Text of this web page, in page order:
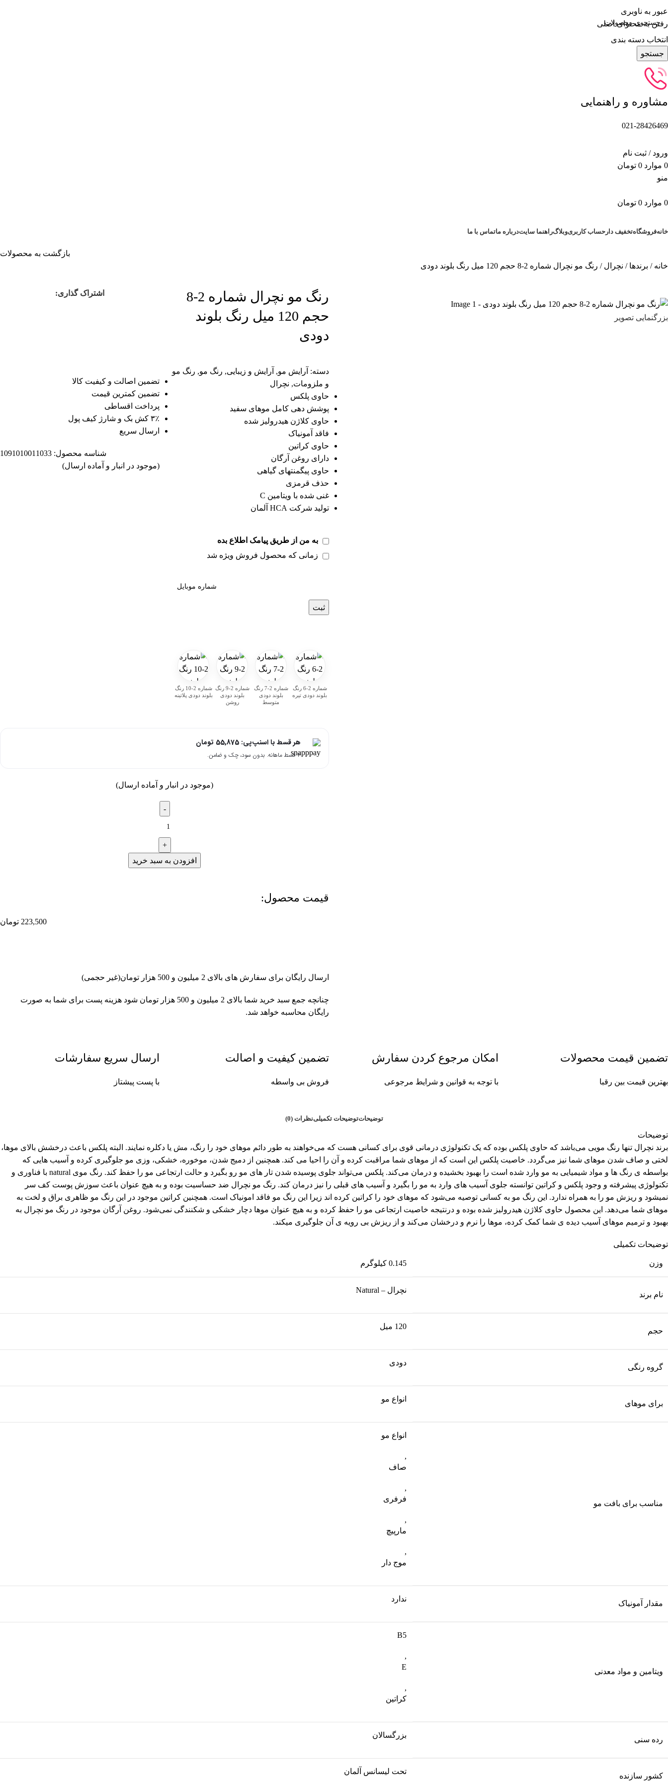
عبور به ناوبری
رفتن به محتوای اصلی
انتخاب دسته بندی
جستجو
مشاوره و راهنمایی
021-28426469
ورود / ثبت نام
0 موارد 0 تومان
منو
0 موارد 0 تومان
خانهفروشگاهتخفیف دار حساب کاربریوبلاگراهنما سایتدرباره ماتماس با ما
خانه برندها نچرال رنگ مو نچرال شماره 2-8 حجم 120 میل رنگ بلوند دودی
بازگشت به محصولات
بزرگنمایی تصویر
رنگ مو نچرال شماره 2-8
حجم 120 میل رنگ بلوند
دودی
اشتراک گذاری:
دسته: آرایش مو, آرایش و زیبایی, رنگ مو, رنگ مو
و ملزومات, نچرال
حاوی پلکس
پوشش دهی کامل موهای سفید
حاوی کلاژن هیدرولیز شده
فاقد آمونیاک
حاوی کراتین
دارای روغن آرگان
حاوی پیگمنتهای گیاهی
حذف قرمزی
غنی شده با ویتامین C
تولید شرکت HCA آلمان
به من از طریق پیامک اطلاع بده
زمانی که محصول فروش ویژه شد
ثبت
تضمین اصالت و کیفیت کالا
تضمین کمترین قیمت
پرداخت اقساطی
۳٪ کش بک و شارژ کیف پول
ارسال سریع
شناسه محصول: 1091010011033
(موجود در انبار و آماده ارسال)
شماره 2-6 رنگ
بلوند دودی تیره
شماره 2-7 رنگ
بلوند دودی
متوسط
شماره 2-9 رنگ
بلوند دودی
روشن
شماره 2-10 رنگ
بلوند دودی پلاتینه
هر قسط با اسنپ‌پی: 55,875 تومان
۴ قسط ماهانه. بدون سود، چک و ضامن.
(موجود در انبار و آماده ارسال)
افزودن به سبد خرید
قیمت محصول:​
223,500 تومان
ارسال رایگان برای سفارش های بالای 2 میلیون و 500 هزار تومان(غیر حجمی)
چنانچه جمع سبد خرید شما بالای 2 میلیون و 500 هزار تومان شود هزینه پست برای شما به صورت
رایگان محاسبه خواهد شد.
تضمین قیمت محصولات
بهترین قیمت بین رقبا
امکان مرجوع کردن سفارش
با توجه به قوانین و شرایط مرجوعی
تضمین کیفیت و اصالت
فروش بی واسطه
ارسال سریع سفارشات
با پست پیشتاز
توضیحاتتوضیحات تکمیلینظرات (0)
توضیحات
برند نچرال تنها رنگ مویی می‌باشد که حاوی پلکس بوده که یک تکنولوژی درمانی قوی برای کسانی هست که می‌خواهند به طور دائم موهای خود را رنگ، مش یا دکلره نمایند. البته پلکس باعث درخشش بالای موها،
لختی و صاف شدن موهای شما نیز می‌گردد. خاصیت پلکس این است که از موهای شما مراقبت کرده و آن را احیا می کند. همچنین از دمیج شدن، موخوره، خشکی، وزی مو جلوگیری کرده و آسیب هایی که
بواسطه ی رنگ ها و مواد شیمیایی به مو وارد شده است را بهبود بخشیده و درمان می‌کند. پلکس می‌تواند جلوی پوسیده شدن تار های مو رو بگیرد و حالت ارتجاعی مو را حفظ کند. رنگ موی natural با فناوری و
تکنولوژی پیشرفته و وجود پلکس و کراتین توانسته جلوی آسیب های وارد به مو را بگیرد و آسیب های قبلی را نیز درمان کند. رنگ مو نچرال ضد حساسیت بوده و به هیچ عنوان باعث سوزش پوست کف سر
نمیشود و ریزش مو را به همراه ندارد. این رنگ مو به کسانی توصیه می‌شود که موهای خود را کراتین کرده اند زیرا این رنگ مو فاقد امونیاک است. همچنین کراتین موجود در این رنگ مو ظاهری براق و لخت به
موهای شما می‌دهد. این محصول حاوی کلاژن هیدرولیز شده بوده و درنتیجه خاصیت ارتجاعی مو را حفظ کرده و به هیچ عنوان موها دچار خشکی و شکنندگی نمی‌شود. روغن آرگان موجود در رنگ مو نچرال به
بهبود و ترمیم موهای آسیب دیده ی شما کمک کرده، موها را نرم و درخشان می‌کند و از ریزش بی رویه ی آن جلوگیری میکند.
توضیحات تکمیلی
وزن 0.145 کیلوگرم
نام برند
نچرال – Natural
حجم
120 میل
گروه رنگی
دودی
برای موهای
انواع مو
مناسب برای بافت مو
انواع مو
,
صاف
,
فرفری
,
مارپیچ
,
موج دار
مقدار آمونیاک
ندارد
ویتامین و مواد معدنی
B5
,
E
,
کراتین
رده سنی
بزرگسالان
کشور سازنده
تحت لیسانس آلمان